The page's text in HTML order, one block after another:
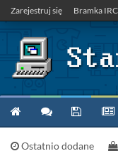
Zarejestruj się Bramka IRC
Ostatnio dodane